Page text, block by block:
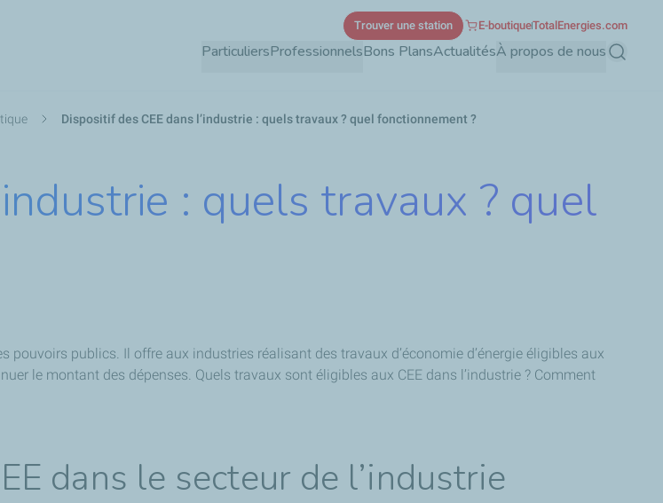
ParticuliersProfessionnelsBons PlansActualitésÀ propos de nous
Trouver une station E-boutiqueTotalEnergies.com
Dispositif des CEE dans l’industrie : quels travaux ? quel fonctionnement ?
: quels travaux ? quel
pouvoirs publics. Il offre aux industries réalisant des travaux d’économie d’énergie éligibles aux
le montant des dépenses. Quels travaux sont éligibles aux CEE dans l’industrie ? Comment
dans le secteur de l’industrie